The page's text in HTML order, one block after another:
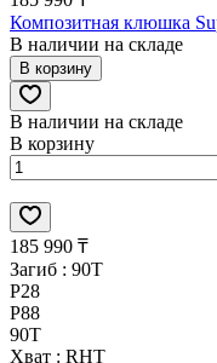
Композитная клюшка
В наличии на складе
В корзину
В наличии на складе
В корзину
185 990 ₸
Загиб : 90T
P28
P88
90T
Хват : RHT